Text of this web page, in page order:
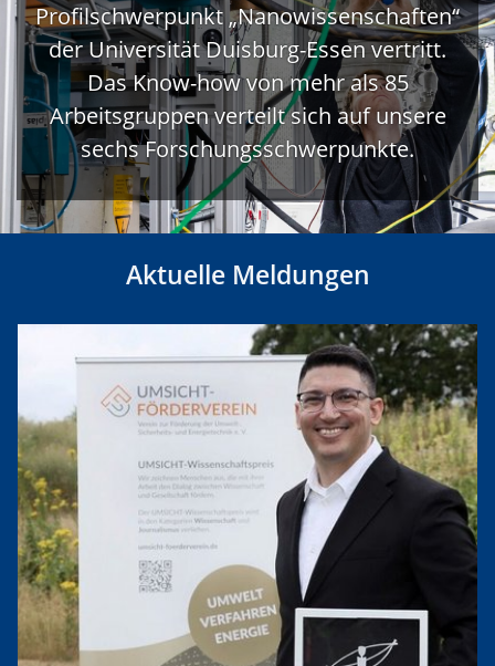
Profilschwerpunkt „Nanowissenschaften“
der Universität Duisburg-Essen vertritt.
Das Know-how von mehr als 85
Arbeitsgruppen verteilt sich auf unsere
sechs Forschungsschwerpunkte.
Aktuelle Meldungen